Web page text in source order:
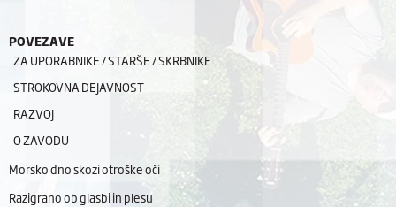
POVEZAVE
ZA UPORABNIKE / STARŠE / SKRBNIKE
STROKOVNA DEJAVNOST
RAZVOJ
O ZAVODU
Morsko dno skozi otroške oči
Razigrano ob glasbi in plesu